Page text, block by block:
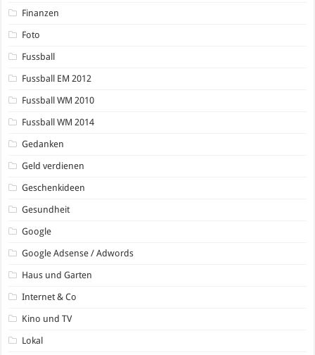
Finanzen
Foto
Fussball
Fussball EM 2012
Fussball WM 2010
Fussball WM 2014
Gedanken
Geld verdienen
Geschenkideen
Gesundheit
Google
Google Adsense / Adwords
Haus und Garten
Internet & Co
Kino und TV
Lokal